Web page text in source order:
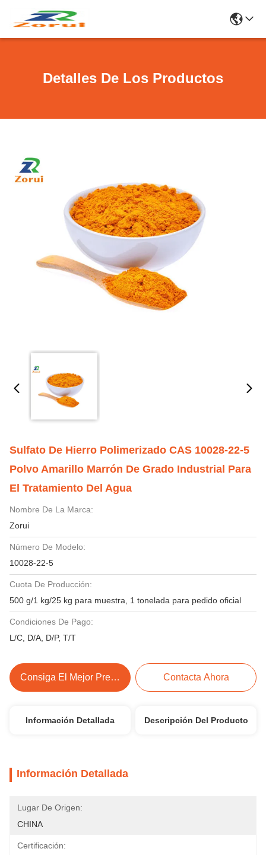
Detalles De Los Productos
Sulfato De Hierro Polimerizado CAS 10028-22-5
Polvo Amarillo Marrón De Grado Industrial Para
El Tratamiento Del Agua
Nombre De La Marca:
Zorui
Número De Modelo:
10028-22-5
Cuota De Producción:
500 g/1 kg/25 kg para muestra, 1 tonelada para pedido oficial
Condiciones De Pago:
L/C, D/A, D/P, T/T
Consiga El Mejor Precio Contacta Ahora
Información Detallada Descripción Del Producto
Información Detallada
Lugar De Origen:
CHINA
Certificación: